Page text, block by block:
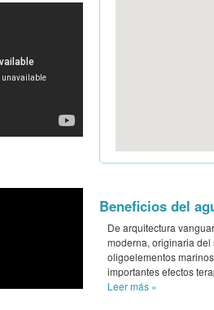
Beneficios del
De arquitectura
moderna, originaria
oligoelementos
importantes efectos
Leer más »